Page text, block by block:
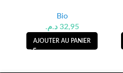
Bio
32,95 د.م.
AJOUTER AU PANIER